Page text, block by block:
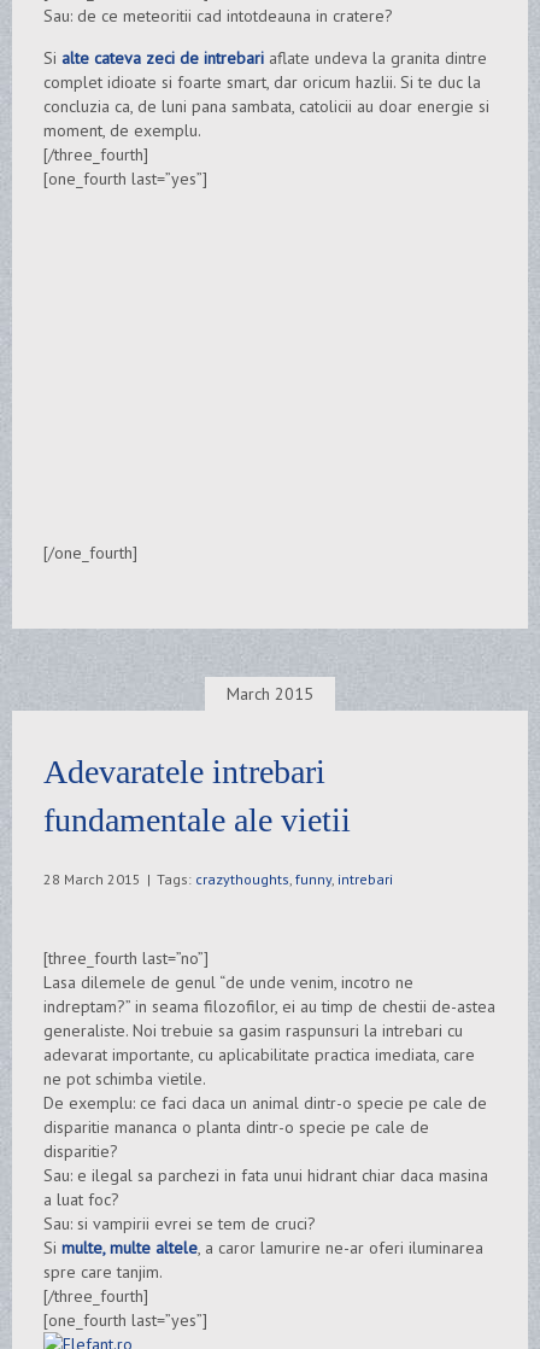
Sau: de ce meteoritii cad intotdeauna in cratere?
Si alte cateva zeci de intrebari aflate undeva la granita dintre
complet idioate si foarte smart, dar oricum hazlii. Si te duc la
concluzia ca, de luni pana sambata, catolicii au doar energie si
moment, de exemplu.
[/three_fourth]
[one_fourth last=”yes”]
[/one_fourth]
March 2015
Adevaratele intrebari
fundamentale ale vietii
28 March 2015 | Tags: crazythoughts funny, intrebari
[three_fourth last=”no”]
Lasa dilemele de genul “de unde venim, incotro ne
indreptam?” in seama filozofilor, ei au timp de chestii de-astea
generaliste. Noi trebuie sa gasim raspunsuri la intrebari cu
adevarat importante, cu aplicabilitate practica imediata, care
ne pot schimba vietile.
De exemplu: ce faci daca un animal dintr-o specie pe cale de
disparitie mananca o planta dintr-o specie pe cale de
disparitie?
Sau: e ilegal sa parchezi in fata unui hidrant chiar daca masina
a luat foc?
Sau: si vampirii evrei se tem de cruci?
Si multe, multe altele, a caror lamurire ne-ar oferi iluminarea
spre care tanjim.
[/three_fourth]
[one_fourth last=”yes”]